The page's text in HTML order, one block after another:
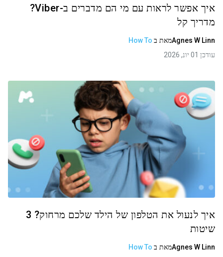
איך אפשר לראות עם מי הם מדברים ב-Viber?
מדריך קל
Agnes W Linnמאת ב How To
עודכן 01 יונ, 2026
איך לנעול את הטלפון של הילד שלכם מרחוק? 3
שיטות
Agnes W Linnמאת ב How To